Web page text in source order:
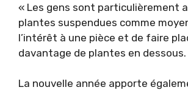
« Les gens sont particulièrement
plantes suspendues comme
l’intérêt à une pièce et de faire
davantage de plantes en dessous.
La nouvelle année apporte